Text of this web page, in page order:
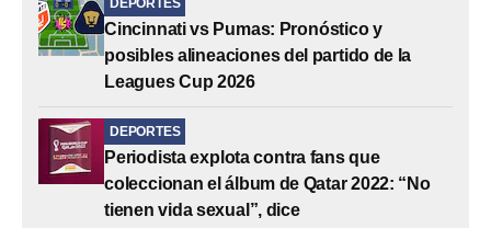
DEPORTES
Cincinnati vs Pumas: Pronóstico y
posibles alineaciones del partido de la
Leagues Cup 2026
DEPORTES
Periodista explota contra fans que
coleccionan el álbum de Qatar 2022: “No
tienen vida sexual”, dice